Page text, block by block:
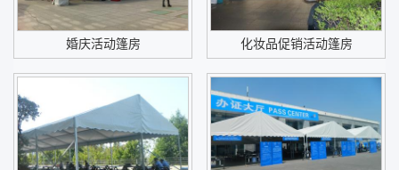
婚庆活动篷房 化妆品促销活动篷房